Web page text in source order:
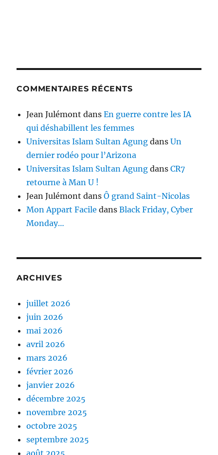
COMMENTAIRES RÉCENTS
Jean Julémont dansEn guerre contre les IA
qui déshabillent les femmes
Universitas Islam Sultan Agung dansUn
dernier rodéo pour l’Arizona
Universitas Islam Sultan Agung dansCR7
retourne à Man U !
Jean Julémont dansÔ grand Saint-Nicolas
Mon Appart Facile dansBlack Friday, Cyber
Monday…
ARCHIVES
juillet 2026
juin 2026
mai 2026
avril 2026
mars 2026
février 2026
janvier 2026
décembre 2025
novembre 2025
octobre 2025
septembre 2025
août 2025